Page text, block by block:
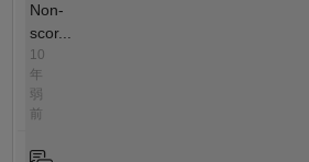
Non-
scor...
10
年
弱
前